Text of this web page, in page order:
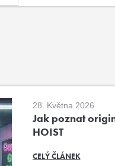
28. Května 2026
Jak poznat
HOIST
CELÝ ČLÁNEK